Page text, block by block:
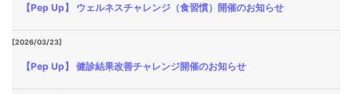
【Pep Up】 ウェルネスチャレンジ（食習慣）開催のお知らせ
[2026/03/23]
【Pep Up】 健診結果改善チャレンジ開催のお知らせ